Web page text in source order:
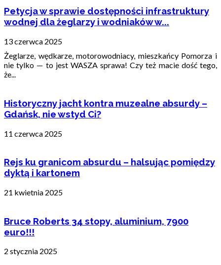
Petycja w sprawie dostępności infrastruktury
wodnej dla żeglarzy i wodniaków w...
13 czerwca 2025
Żeglarze, wędkarze, motorowodniacy, mieszkańcy Pomorza i
nie tylko — to jest WASZA sprawa! Czy też macie dość tego,
że...
Historyczny jacht kontra muzealne absurdy –
Gdańsk, nie wstyd Ci?
11 czerwca 2025
Rejs ku granicom absurdu – halsując pomiędzy
dyktą i kartonem
21 kwietnia 2025
Bruce Roberts 34 stopy, aluminium, 7900
euro!!!
2 stycznia 2025